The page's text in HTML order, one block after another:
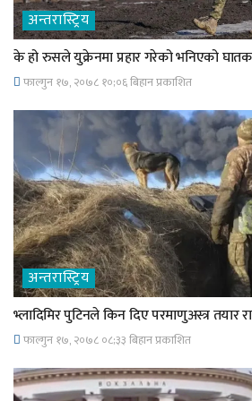
अन्तरास्ट्रिय
के हो रुसले युक्रेनमा प्रहार गरेको भनिएको
फाल्गुन १७, २०७८ १०;०६ बिहान प्रकाशित
अन्तरास्ट्रिय
भ्लादिमिर पुटिनले किन दिए परमाणुअस्त्र
फाल्गुन १७, २०७८ ०८;३३ बिहान प्रकाशित